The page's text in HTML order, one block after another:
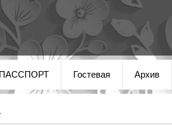
ПАССПОРТ Гостевая Архив